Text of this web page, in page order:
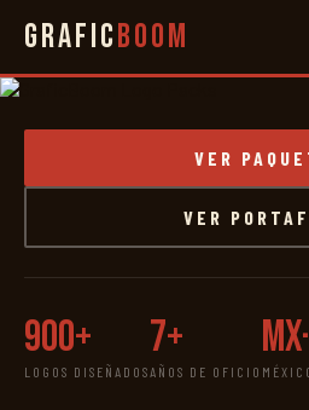
GraficBoom
VER
VER
900+
LOGOS DISEÑADOS
7+
AÑOS DE OFICIO